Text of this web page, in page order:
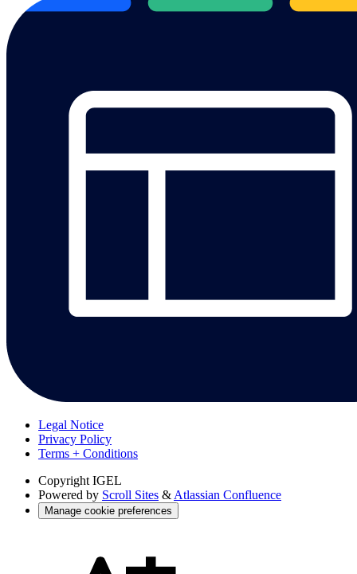
Legal Notice
Privacy Policy
Terms + Conditions
Copyright IGEL
Powered by Scroll Sites & Atlassian Confluence
Manage cookie preferences